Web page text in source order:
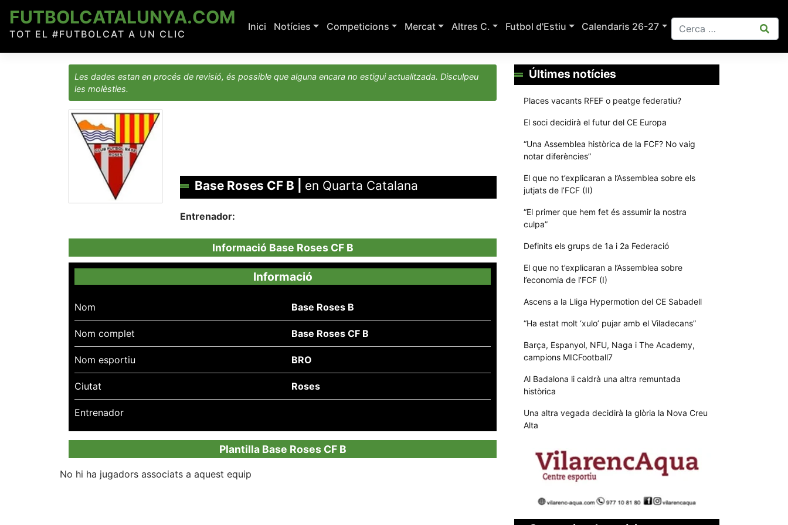
content
FUTBOLCATALUNYA.COM
TOT EL #FUTBOLCAT A UN CLIC
Inici Notícies Competicions Mercat Altres C. Futbol d'Estiu Calendaris 26-27
Les dades estan en procés de revisió, és possible que alguna encara no estigui actualitzada. Disculpeu
les molèsties.
Base Roses CF B en Quarta Catalana
Entrenador:
Informació Base Roses CF B
Informació
Nom Base Roses B
Nom complet Base Roses CF B
Nom esportiu BRO
Ciutat Roses
Entrenador
Plantilla Base Roses CF B
No hi ha jugadors associats a aquest equip
Últimes notícies
Places vacants RFEF o peatge federatiu?
El soci decidirà el futur del CE Europa
“Una Assemblea històrica de la FCF? No vaig
notar diferències”
El que no t’explicaran a l’Assemblea sobre els
jutjats de l’FCF (II)
“El primer que hem fet és assumir la nostra
culpa”
Definits els grups de 1a i 2a Federació
El que no t’explicaran a l’Assemblea sobre
l’economia de l’FCF (I)
Ascens a la Lliga Hypermotion del CE Sabadell
“Ha estat molt ‘xulo’ pujar amb el Viladecans”
Barça, Espanyol, NFU, Naga i The Academy,
campions MICFootball7
Al Badalona li caldrà una altra remuntada
històrica
Una altra vegada decidirà la glòria la Nova Creu
Alta
cookies no